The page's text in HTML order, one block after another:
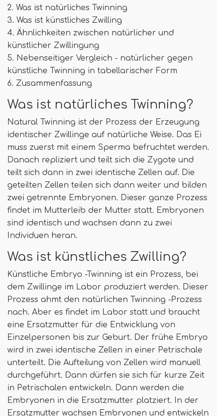
2. Was ist natürliches Twinning
3. Was ist künstliches Zwilling
4. Ähnlichkeiten zwischen natürlicher und
künstlicher Zwillingung
5. Nebenseitiger Vergleich - natürlicher gegen
künstliche Twinning in tabellarischer Form
6. Zusammenfassung
Was ist natürliches Twinning?
Natural Twinning ist der Prozess der Erzeugung
identischer Zwillinge auf natürliche Weise. Das Ei
muss zuerst mit einem Sperma befruchtet werden.
Danach repliziert und teilt sich die Zygote und
teilt sich dann in zwei identische Zellen auf. Die
geteilten Zellen teilen sich dann weiter und bilden
zwei getrennte Embryonen. Dieser ganze Prozess
findet im Mutterleib der Mutter statt. Embryonen
sind identisch und wachsen dann zu zwei
Individuen heran.
Was ist künstliches Zwilling?
Künstliche Embryo -Twinning ist ein Prozess, bei
dem Zwillinge im Labor produziert werden. Dieser
Prozess ahmt den natürlichen Twinning -Prozess
nach. Aber es findet im Labor statt und braucht
eine Ersatzmutter für die Entwicklung von
Einzelpersonen bis zur Geburt. Der frühe Embryo
wird in zwei identische Zellen in einer Petrischale
unterteilt. Die Aufteilung von Zellen wird manuell
durchgeführt. Dann dürfen sie sich für kurze Zeit
in Petrischalen entwickeln. Dann werden die
Embryonen in die Ersatzmutter platziert. In der
Ersatzmutter wachsen Embryonen und entwickeln